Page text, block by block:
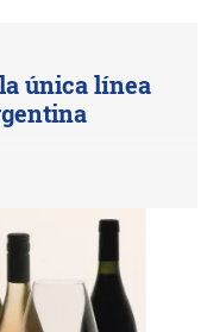
única línea